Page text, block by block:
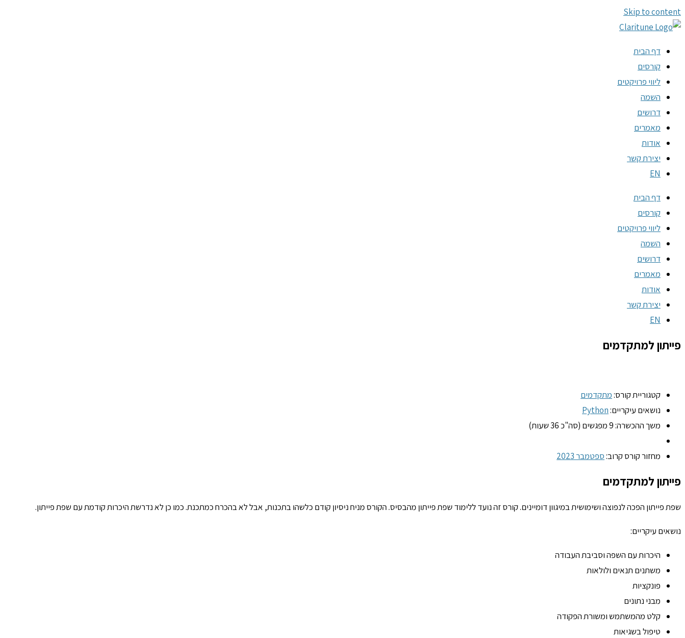
Skip to content
דף הבית
קורסים
ליווי פרויקטים
השמה
דרושים
מאמרים
אודות
יצירת קשר
EN
דף הבית
קורסים
ליווי פרויקטים
השמה
דרושים
מאמרים
אודות
יצירת קשר
EN
פייתון למתקדמים
קטגוריית קורס:מתקדמים
נושאים עיקריים:Python
משך ההכשרה: 9 מפגשים (סה"כ 36 שעות)
מחזור קורס קרוב:ספטמבר 2023
פייתון למתקדמים
שפת פייתון הפכה לנפוצה ושימושית במיגוון דומיינים. קורס זה נועד ללימוד שפת פייתון מהבסיס. הקורס מניח ניסיון קודם כלשהו בתכנות, אבל לא בהכרח כמתכנת. כמו כן לא נדרשת היכרות קודמת עם שפת פייתון.
נושאים עיקריים:
היכרות עם השפה וסביבת העבודה
משתנים תנאים ולולאות
פונקציות
מבני נתונים
קלט מהמשתמש ומשורת הפקודה
טיפול בשגיאות